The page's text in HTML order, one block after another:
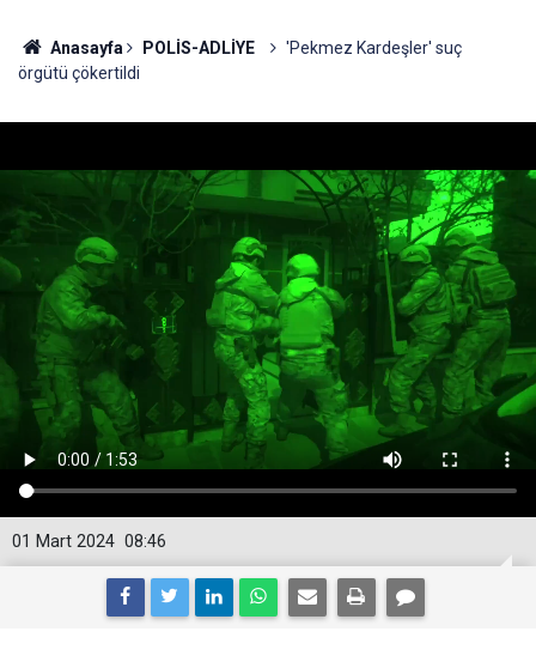
Anasayfa POLİS-ADLİYE
'Pekmez Kardeşler' suç
örgütü çökertildi
08:46
01 Mart 2024